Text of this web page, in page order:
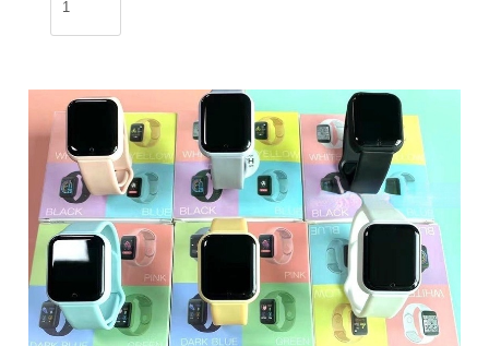
Kiosco